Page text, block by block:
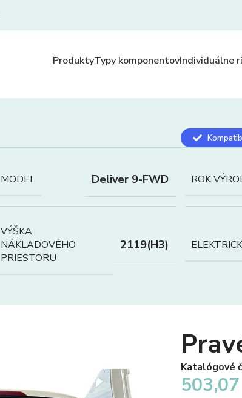
ProduktyTypy komponentovIndividuálne
MODEL Deliver 9-FWD ROK
VÝŠKA
NÁKLADOVÉHO
PRIESTORU
2119(H3)
Katalógové
503,07